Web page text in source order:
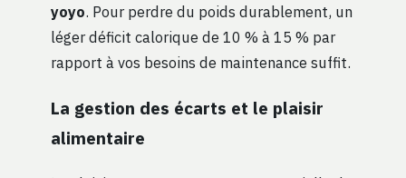
yoyo. Pour perdre du poids durablement, un
léger déficit calorique de 10 % à 15 % par
rapport à vos besoins de maintenance suffit.
La gestion des écarts et le plaisir
alimentaire